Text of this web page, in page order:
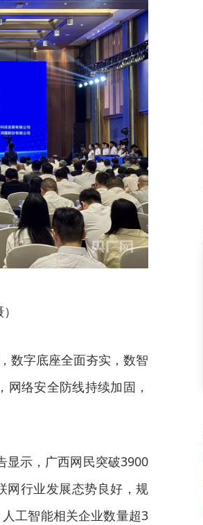
数字底座全面夯实，数智
络安全防线持续加固，
显示，广西网民突破3900
网行业发展态势良好，规
工智能相关企业数量超3